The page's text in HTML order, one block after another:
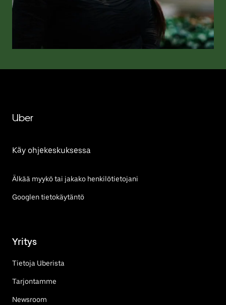
Uber
Käy ohjekeskuksessa
Älkää myykö tai jakako henkilötietojani
Googlen tietokäytäntö
Yritys
Tietoja Uberista
Tarjontamme
Newsroom